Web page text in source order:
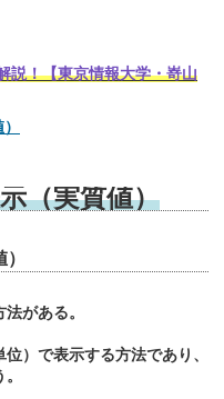
説！【東京情報大学・嵜山
（実質値）
がある。
）で表示する方法であり、